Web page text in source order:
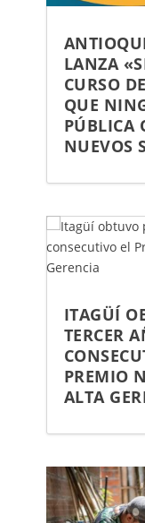
LANZA
CURSO
QUE
PÚBLICA
NUEVOS
ITAGÜÍ
TERCER
PREMIO
ALTA